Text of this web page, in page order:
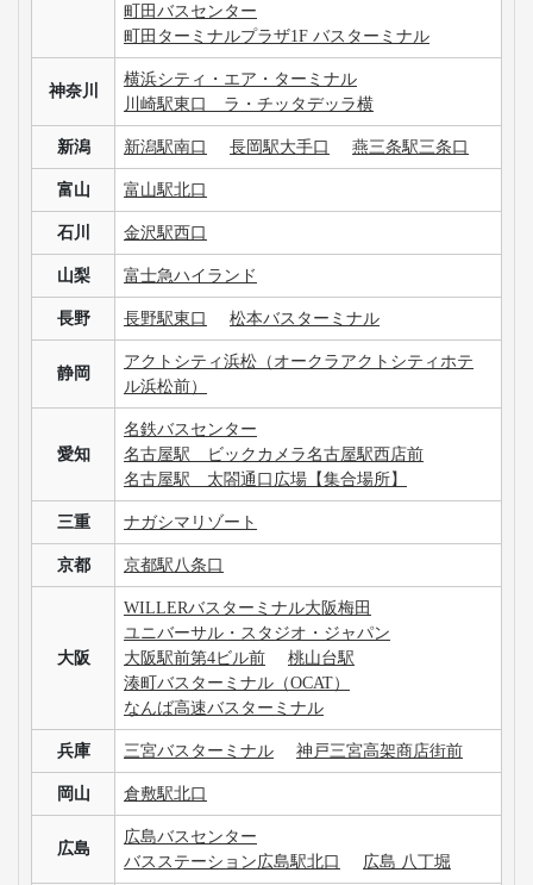
町田バスセンター
町田ターミナルプラザ1F バスターミナル
神奈川
横浜シティ・エア・ターミナル
川崎駅東口 ラ・チッタデッラ横
新潟 新潟駅南口 長岡駅大手口 燕三条駅三条口
富山 富山駅北口
石川 金沢駅西口
山梨 富士急ハイランド
長野 長野駅東口 松本バスターミナル
静岡
アクトシティ浜松（オークラアクトシティホテ
ル浜松前）
愛知
名鉄バスセンター
名古屋駅 ビックカメラ名古屋駅西店前
名古屋駅 太閤通口広場【集合場所】
三重 ナガシマリゾート
京都 京都駅八条口
大阪
WILLERバスターミナル大阪梅田
ユニバーサル・スタジオ・ジャパン
大阪駅前第4ビル前
桃山台駅
湊町バスターミナル（OCAT）
なんば高速バスターミナル
兵庫 三宮バスターミナル 神戸三宮高架商店街前
岡山 倉敷駅北口
広島
広島バスセンター
バスステーション広島駅北口
広島 八丁堀